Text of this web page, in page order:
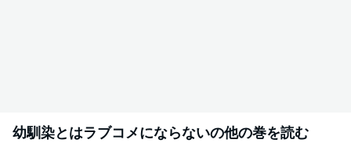
幼馴染とはラブコメにならないの他の巻を読む